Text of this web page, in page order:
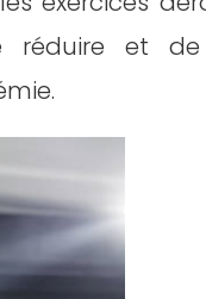
réduire et de